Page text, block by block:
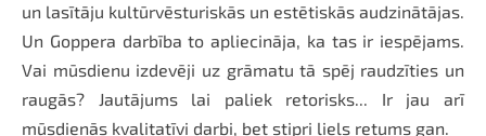
un lasītāju kultūrvēsturiskās un estētiskās audzinātājas.
Un Goppera darbība to apliecināja, ka tas ir iespējams.
Vai mūsdienu izdevēji uz grāmatu tā spēj raudzīties un
raugās? Jautājums lai paliek retorisks... Ir jau arī
mūsdienās kvalitatīvi darbi, bet stipri liels retums gan.